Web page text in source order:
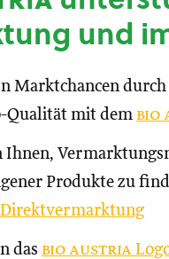
und
Marktchancen
Qualität mit dem bio
Ihnen,
Produkte zu
Direktvermarktung
das bio austria